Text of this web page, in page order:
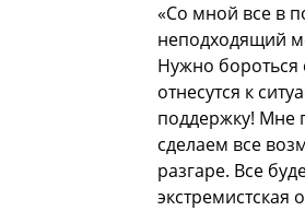
«Со мной все в
неподходящий
Нужно
отнесутся к
поддержку! Мне
сделаем все
разгаре. Все
экстремистская